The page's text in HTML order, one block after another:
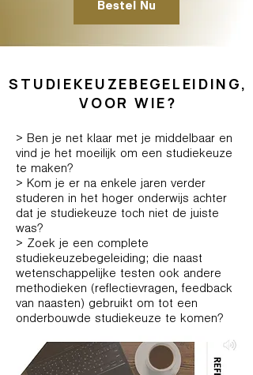
Bestel Nu
STUDIEKEUZEBEGELEIDING,
VOOR WIE?
> Ben je net klaar met je middelbaar en
vind je het moeilijk om een studiekeuze
te maken?
> Kom je er na enkele jaren verder
studeren in het hoger onderwijs achter
dat je studiekeuze toch niet de juiste
was?
> Zoek je een complete
studiekeuzebegeleiding; die naast
wetenschappelijke testen ook andere
methodieken (reflectievragen, feedback
van naasten) gebruikt om tot een
onderbouwde studiekeuze te komen?